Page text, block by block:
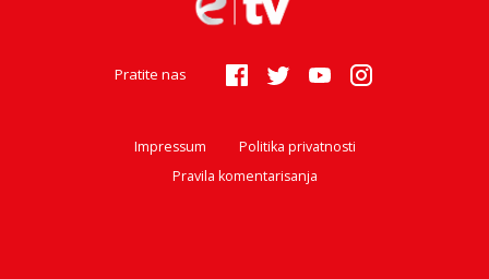
Pratite nas
Impressum
Politika privatnosti
Pravila komentarisanja